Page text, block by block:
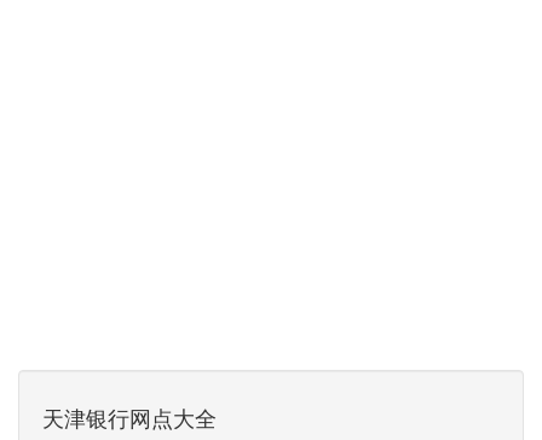
天津银行网点大全